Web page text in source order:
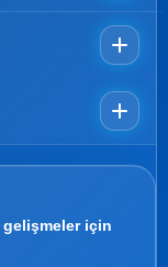
gelişmeler için